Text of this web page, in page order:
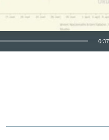
360p
0:37